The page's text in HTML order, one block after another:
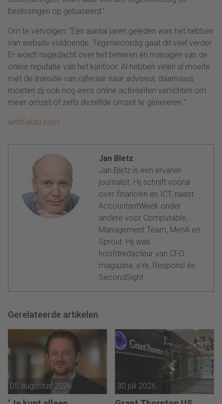
beslissingen op gebaseerd."
Om te vervolgen: "Een aantal jaren geleden was het hebben
van website voldoende. Tegenwoordig gaat dit veel verder.
Er wordt nagedacht over het beheren en managen van de
online reputatie van het kantoor. Al hebben velen al moeite
met de transitie van cijferaar naar adviseur, daarnaast
moeten zij ook nog eens online activiteiten verrichten om
meer omzet of zelfs dezelfde omzet te genereren."
whitfieldd.com
Jan Bletz
Jan Bletz is een ervaren
journalist. Hij schrijft vooral
over financiën en ICT, naast
AccountantWeek onder
andere voor Computable,
Management Team, MenA en
Sprout. Hij was
hoofdredacteur van CFO
magazine, eYe, Respons! en
SecondSight.
Gerelateerde artikelen
05 augustus 2026 30 juli 2026